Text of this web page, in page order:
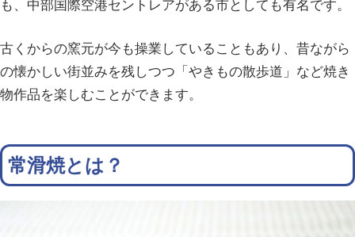
も、中部国際空港セントレアがある市としても有名です。
古くからの窯元が今も操業していることもあり、昔ながら
の懐かしい街並みを残しつつ「やきもの散歩道」など焼き
物作品を楽しむことができます。
常滑焼とは？